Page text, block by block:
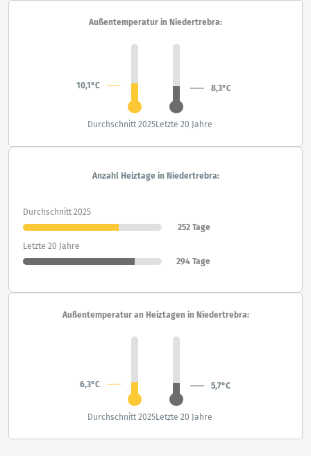
Außentemperatur in Niedertrebra:
10,1°C 8,3°C
Durchschnitt 2025Letzte 20 Jahre
Anzahl Heiztage in Niedertrebra:
Durchschnitt 2025
252 Tage
Letzte 20 Jahre
294 Tage
Außentemperatur an Heiztagen in Niedertrebra:
6,3°C 5,7°C
Durchschnitt 2025Letzte 20 Jahre